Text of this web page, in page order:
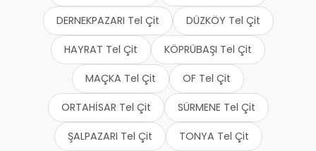
DERNEKPAZARI Tel Çit DÜZKÖY Tel Çit
HAYRAT Tel Çit KÖPRÜBAŞI Tel Çit
MAÇKA Tel Çit OF Tel Çit
ORTAHİSAR Tel Çit SÜRMENE Tel Çit
ŞALPAZARI Tel Çit TONYA Tel Çit